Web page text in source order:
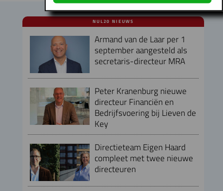
NUL20 NIEUWS
Armand van de Laar per 1
september aangesteld als
secretaris-directeur MRA
Peter Kranenburg nieuwe
directeur Financiën en
Bedrijfsvoering bij Lieven de
Key
Directieteam Eigen Haard
compleet met twee nieuwe
directeuren